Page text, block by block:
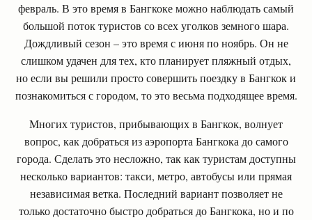
февраль. В это время в Бангкоке можно наблюдать самый
большой поток туристов со всех уголков земного шара.
Дождливый сезон – это время с июня по ноябрь. Он не
слишком удачен для тех, кто планирует пляжный отдых,
но если вы решили просто совершить поездку в Бангкок и
познакомиться с городом, то это весьма подходящее время.
Многих туристов, прибывающих в Бангкок, волнует
вопрос, как добраться из аэропорта Бангкока до самого
города. Сделать это несложно, так как туристам доступны
несколько вариантов: такси, метро, автобусы или прямая
независимая ветка. Последний вариант позволяет не
только достаточно быстро добраться до Бангкока, но и по